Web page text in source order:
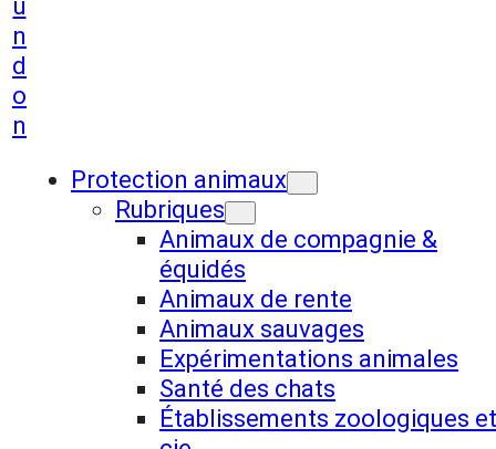
u
n
d
o
n
Protection animaux
Rubriques
Animaux de compagnie &
équidés
Animaux de rente
Animaux sauvages
Expérimentations animales
Santé des chats
Établissements zoologiques et